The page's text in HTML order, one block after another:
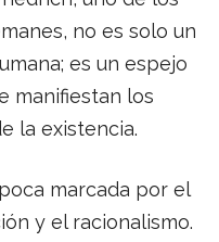
no es solo un
es un espejo
manifiestan los
la existencia.
marcada por el
y el racionalismo.